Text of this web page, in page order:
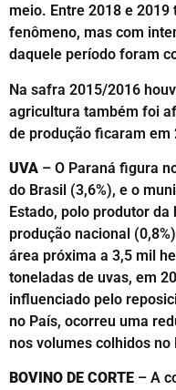
meio. Entre 2018 e
fenômeno, mas com
daquele período foram
Na safra 2015/2016
agricultura também foi
de produção ficaram em
UVA – O Paraná figura
do Brasil (3,6%), e o
Estado, polo produtor da
produção nacional
área próxima a 3,5 mil
toneladas de uvas, em
influenciado pelo
no País, ocorreu uma
nos volumes colhidos no
BOVINO DE CORTE – A